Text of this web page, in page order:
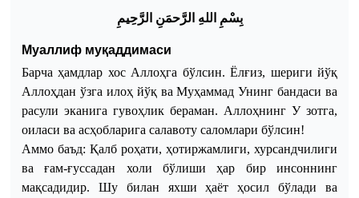
بسم الله الرحمن الرحيم
Муаллиф муқаддимаси
Барча ҳамдлар хос Аллоҳга бўлсин. Ёлғиз, шериги йўқ
Аллоҳдан ўзга илоҳ йўқ ва Муҳаммад Унинг бандаси ва
расули эканига гувоҳлик бераман. Аллоҳнинг У зотга,
оиласи ва асҳобларига салавоту саломлари бўлсин!
Аммо баъд: Қалб роҳати, ҳотиржамлиги, хурсандчилиги
ва ғам-ғуссадан холи бўлиши ҳар бир инсоннинг
мақсадидир. Шу билан яхши ҳаёт ҳосил бўлади ва